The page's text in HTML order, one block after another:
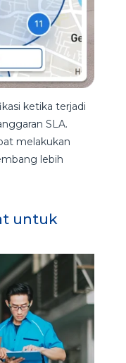
ketika terjadi
SLA.
melakukan
lebih
untuk